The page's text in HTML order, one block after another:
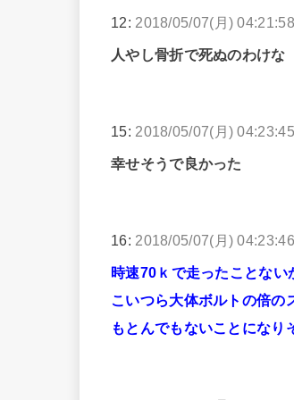
12: 2018/05/07(月)
人やし骨折で死ぬのわけな
15: 2018/05/07(月)
幸せそうで良かった
16: 2018/05/07(月)
時速70ｋで走ったことない
こいつら大体ボルトの倍の
もとんでもないことになり